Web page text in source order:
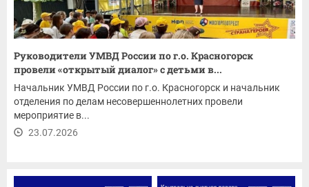
Руководители УМВД России по г.о. Красногорск
провели «открытый диалог» с детьми в...
Начальник УМВД России по г.о. Красногорск и начальник
отделения по делам несовершеннолетних провели
мероприятие в...
23.07.2026